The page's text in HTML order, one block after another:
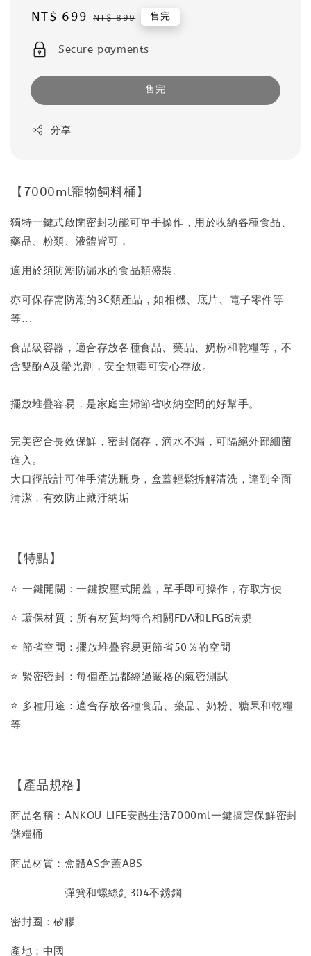
Sale
NT$ 699 Regular
NT$ 899 售完
Secure payments
售完
分享
【7000ml寵物飼料桶】
獨特一鍵式啟閉密封功能可單手操作，用於收納各種食品、
藥品、粉類、液體皆可，
適用於須防潮防漏水的食品類盛裝。
亦可保存需防潮的3C類產品，如相機、底片、電子零件等
等...
食品級容器，適合存放各種食品、藥品、奶粉和乾糧等，不
含雙酚A及螢光劑，安全無毒可安心存放。
擺放堆疊容易，是家庭主婦節省收納空間的好幫手。
完美密合長效保鮮，密封儲存，滴水不漏，可隔絕外部細菌
進入。
大口徑設計可伸手清洗瓶身，盒蓋輕鬆拆解清洗，達到全面
清潔，有效防止藏汙納垢
【特點】
⭐️ 一鍵開關：一鍵按壓式開蓋，單手即可操作，存取方便
⭐️ 環保材質：所有材質均符合相關FDA和LFGB法規
⭐️ 節省空間：擺放堆疊容易更節省50％的空間
⭐️ 緊密密封：每個產品都經過嚴格的氣密測試
⭐️ 多種用途：適合存放各種食品、藥品、奶粉、糖果和乾糧
等
【產品規格】
商品名稱：ANKOU LIFE安酷生活7000ml一鍵搞定保鮮密封
儲糧桶
商品材質：盒體AS盒蓋ABS
彈簧和螺絲釘304不銹鋼
密封圈：矽膠
產地：中國